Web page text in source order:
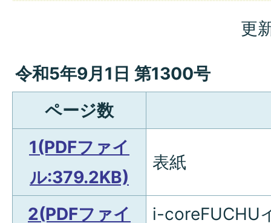
更
令和5年9月1日 第1300号
ページ数
1(PDFファイ
ル:379.2KB)
表紙
2(PDFファイ
i-coreFUCHU